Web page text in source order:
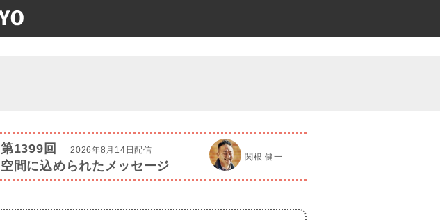
第1399回 2026年8月14日配信
空間に込められたメッセージ
関根 健一